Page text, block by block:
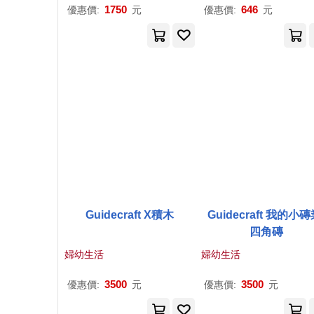
優惠價: 1750 元 優惠價: 646 元
Guidecraft X積木
婦幼生活
優惠價: 3500 元
Guidecraft 我的小磚
四角磚
婦幼生活
優惠價: 3500 元